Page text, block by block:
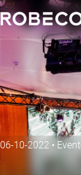
06-10-2022 •